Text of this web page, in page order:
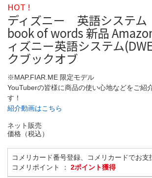
HOT !
ディズニー 英語システ
book of words 新品
ィズニー英語システム
クブックオブ
※MAP.FIAR.ME 限定モデル
YouTuberの皆様に商品の使い心地などをご紹
す！
紹介動画はこちら
ネット販売
価格（税込）
コメリカード番号登録、コメリカードでお支
コメリポイント ： 2ポイント獲得